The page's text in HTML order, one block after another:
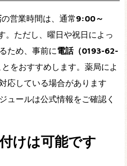
の営業時間は、通常9:00～
。ただし、曜日や祝日によっ
ため、事前に電話（0193-62-
をおすすめします。薬局によ
応している場合があります
ュールは公式情報をご確認く
けは可能です